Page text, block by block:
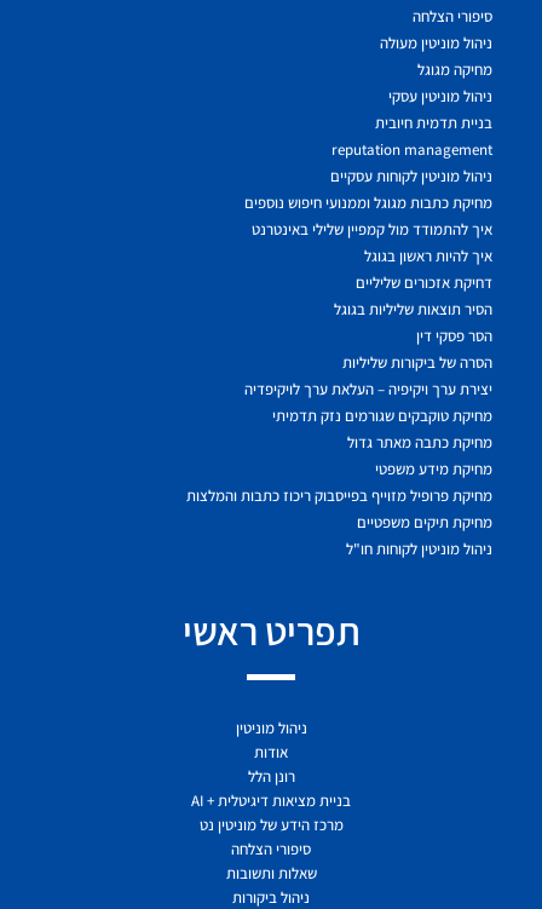
סיפורי הצלחה
ניהול מוניטין מעולה
מחיקה מגוגל
ניהול מוניטין עסקי
בניית תדמית חיובית
reputation management
ניהול מוניטין לקוחות עסקיים
מחיקת כתבות מגוגל וממנועי חיפוש נוספים
איך להתמודד מול קמפיין שלילי באינטרנט
איך להיות ראשון בגוגל
דחיקת אזכורים שליליים
הסיר תוצאות שליליות בגוגל
הסר פסקי דין
הסרה של ביקורות שליליות
יצירת ערך ויקיפיה – העלאת ערך לויקיפדיה
מחיקת טוקבקים שגורמים נזק תדמיתי
מחיקת כתבה מאתר גדול
מחיקת מידע משפטי
מחיקת פרופיל מזוייף בפייסבוק ריכוז כתבות והמלצות
מחיקת תיקים משפטיים
ניהול מוניטין לקוחות חו"ל
תפריט ראשי
ניהול מוניטין
אודות
רונן הלל
בניית מציאות דיגיטלית + AI
מרכז הידע של מוניטין נט
סיפורי הצלחה
שאלות ותשובות
ניהול ביקורות